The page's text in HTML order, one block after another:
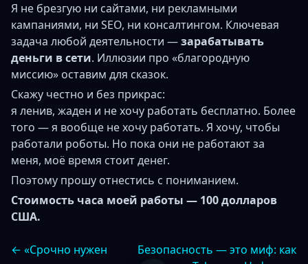
Я не брезгую ни сайтами, ни рекламными
кампаниями, ни SEO, ни консалтингом. Ключевая
задача любой деятельности —зарабатывать
деньги в сети. Иллюзии про «благородную
миссию» оставим для сказок.
Скажу честно и без прикрас:
я ленив, жаден и не хочу работать бесплатно. Более
того — я вообще не хочу работать. Я хочу, чтобы
работали роботы. Но пока они не работают за
меня, моё время стоит денег.
Поэтому прошу отнестись с пониманием.
Стоимость часа моей работы — 100 долларов
США.
← «Срочно нужен
Безопасность — это миф: как